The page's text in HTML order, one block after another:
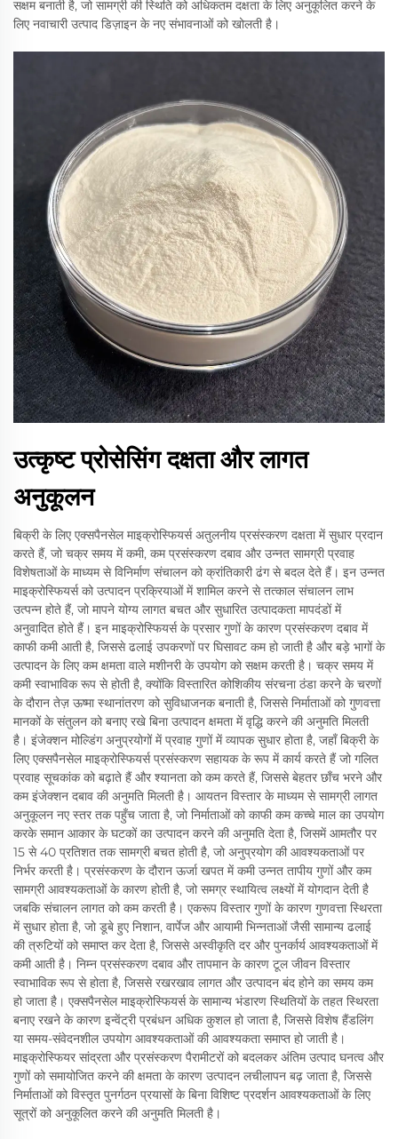
सक्षम बनाती है, जो सामग्री की स्थिति को अधिकतम दक्षता के लिए अनुकूलित करने के
लिए नवाचारी उत्पाद डिज़ाइन के नए संभावनाओं को खोलती है।
उत्कृष्ट प्रोसेसिंग दक्षता और लागत
अनुकूलन
बिक्री के लिए एक्सपैनसेल माइक्रोस्फियर्स अतुलनीय प्रसंस्करण दक्षता में सुधार प्रदान
करते हैं, जो चक्र समय में कमी, कम प्रसंस्करण दबाव और उन्नत सामग्री प्रवाह
विशेषताओं के माध्यम से विनिर्माण संचालन को क्रांतिकारी ढंग से बदल देते हैं। इन उन्नत
माइक्रोस्फियर्स को उत्पादन प्रक्रियाओं में शामिल करने से तत्काल संचालन लाभ
उत्पन्न होते हैं, जो मापने योग्य लागत बचत और सुधारित उत्पादकता मापदंडों में
अनुवादित होते हैं। इन माइक्रोस्फियर्स के प्रसार गुणों के कारण प्रसंस्करण दबाव में
काफी कमी आती है, जिससे ढलाई उपकरणों पर घिसावट कम हो जाती है और बड़े भागों के
उत्पादन के लिए कम क्षमता वाले मशीनरी के उपयोग को सक्षम करती है। चक्र समय में
कमी स्वाभाविक रूप से होती है, क्योंकि विस्तारित कोशिकीय संरचना ठंडा करने के चरणों
के दौरान तेज़ ऊष्मा स्थानांतरण को सुविधाजनक बनाती है, जिससे निर्माताओं को गुणवत्ता
मानकों के संतुलन को बनाए रखे बिना उत्पादन क्षमता में वृद्धि करने की अनुमति मिलती
है। इंजेक्शन मोल्डिंग अनुप्रयोगों में प्रवाह गुणों में व्यापक सुधार होता है, जहाँ बिक्री के
लिए एक्सपैनसेल माइक्रोस्फियर्स प्रसंस्करण सहायक के रूप में कार्य करते हैं जो गलित
प्रवाह सूचकांक को बढ़ाते हैं और श्यानता को कम करते हैं, जिससे बेहतर छाँच भरने और
कम इंजेक्शन दबाव की अनुमति मिलती है। आयतन विस्तार के माध्यम से सामग्री लागत
अनुकूलन नए स्तर तक पहुँच जाता है, जो निर्माताओं को काफी कम कच्चे माल का उपयोग
करके समान आकार के घटकों का उत्पादन करने की अनुमति देता है, जिसमें आमतौर पर
15 से 40 प्रतिशत तक सामग्री बचत होती है, जो अनुप्रयोग की आवश्यकताओं पर
निर्भर करती है। प्रसंस्करण के दौरान ऊर्जा खपत में कमी उन्नत तापीय गुणों और कम
सामग्री आवश्यकताओं के कारण होती है, जो समग्र स्थायित्व लक्ष्यों में योगदान देती है
जबकि संचालन लागत को कम करती है। एकरूप विस्तार गुणों के कारण गुणवत्ता स्थिरता
में सुधार होता है, जो डूबे हुए निशान, वार्पेज और आयामी भिन्नताओं जैसी सामान्य ढलाई
की त्रुटियों को समाप्त कर देता है, जिससे अस्वीकृति दर और पुनर्कार्य आवश्यकताओं में
कमी आती है। निम्न प्रसंस्करण दबाव और तापमान के कारण टूल जीवन विस्तार
स्वाभाविक रूप से होता है, जिससे रखरखाव लागत और उत्पादन बंद होने का समय कम
हो जाता है। एक्सपैनसेल माइक्रोस्फियर्स के सामान्य भंडारण स्थितियों के तहत स्थिरता
बनाए रखने के कारण इन्वेंट्री प्रबंधन अधिक कुशल हो जाता है, जिससे विशेष हैंडलिंग
या समय-संवेदनशील उपयोग आवश्यकताओं की आवश्यकता समाप्त हो जाती है।
माइक्रोस्फियर सांद्रता और प्रसंस्करण पैरामीटरों को बदलकर अंतिम उत्पाद घनत्व और
गुणों को समायोजित करने की क्षमता के कारण उत्पादन लचीलापन बढ़ जाता है, जिससे
निर्माताओं को विस्तृत पुनर्गठन प्रयासों के बिना विशिष्ट प्रदर्शन आवश्यकताओं के लिए
सूत्रों को अनुकूलित करने की अनुमति मिलती है।